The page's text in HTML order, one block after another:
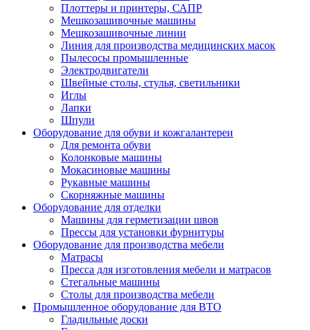
Плоттеры и принтеры, САПР
Мешкозашивочные машины
Мешкозашивочные линии
Линия для производства медицинских масок
Пылесосы промышленные
Электродвигатели
Швейные столы, стулья, светильники
Иглы
Лапки
Шпули
Оборудование для обуви и кожгалантереи
Для ремонта обуви
Колонковые машины
Мокасиновые машины
Рукавные машины
Скорняжные машины
Оборудование для отделки
Машины для герметизации швов
Прессы для установки фурнитуры
Оборудование для производства мебели
Матрасы
Пресса для изготовления мебели и матрасов
Стегальные машины
Столы для производства мебели
Промышленное оборудование для ВТО
Гладильные доски